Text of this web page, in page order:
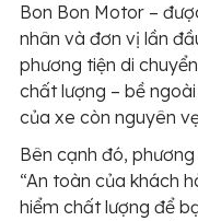
Bon Bon Motor –
nhân và đơn vị lần
phương tiện di
chất lượng – bề
của xe còn nguyên
Bên cạnh đó,
“An toàn của khách
hiểm chất lượng để